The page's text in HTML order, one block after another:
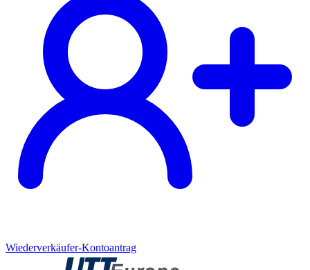
Wiederverkäufer-Kontoantrag